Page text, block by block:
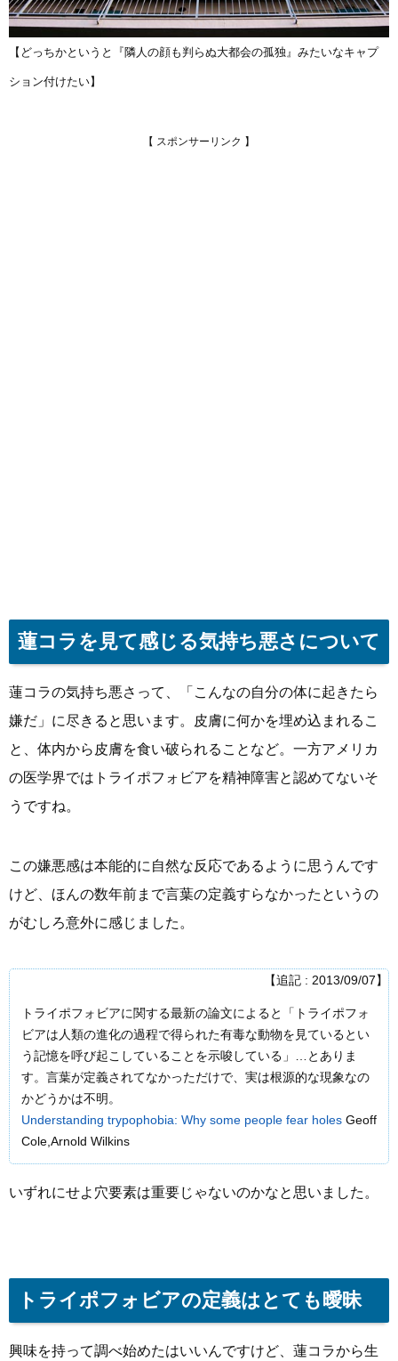
【どっちかというと『隣人の顔も判らぬ大都会の孤独』みたいなキャプ
ション付けたい】
蓮コラを見て感じる気持ち悪さについて
蓮コラの気持ち悪さって、「こんなの自分の体に起きたら
嫌だ」に尽きると思います。皮膚に何かを埋め込まれるこ
と、体内から皮膚を食い破られることなど。一方アメリカ
の医学界ではトライポフォビアを精神障害と認めてないそ
うですね。
この嫌悪感は本能的に自然な反応であるように思うんです
けど、ほんの数年前まで言葉の定義すらなかったというの
がむしろ意外に感じました。
【追記 : 2013/09/07】
トライポフォビアに関する最新の論文によると「トライポフォ
ビアは人類の進化の過程で得られた有毒な動物を見ているとい
う記憶を呼び起こしていることを示唆している」…とありま
す。言葉が定義されてなかっただけで、実は根源的な現象なの
かどうかは不明。
Understanding trypophobia: Why some people fear holesGeoff
Cole,Arnold Wilkins
いずれにせよ穴要素は重要じゃないのかなと思いました。
トライポフォビアの定義はとても曖昧
興味を持って調べ始めたはいいんですけど、蓮コラから生